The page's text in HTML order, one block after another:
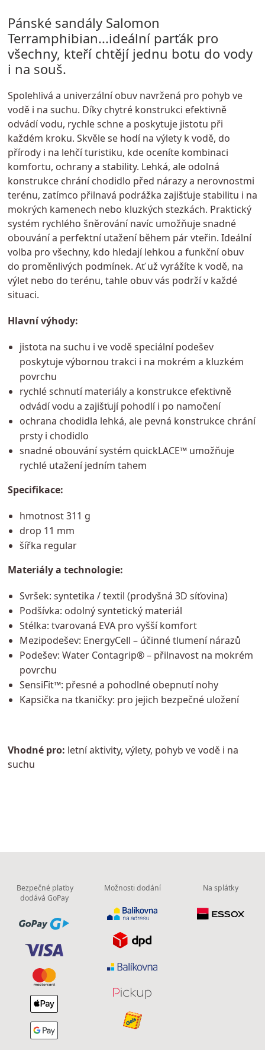
Pánské sandály Salomon
Terramphibian...ideální parťák pro
všechny, kteří chtějí jednu botu do vody
i na souš.
Spolehlivá a univerzální obuv navržená pro pohyb ve
vodě i na suchu. Díky chytré konstrukci efektivně
odvádí vodu, rychle schne a poskytuje jistotu při
každém kroku. Skvěle se hodí na výlety k vodě, do
přírody i na lehčí turistiku, kde oceníte kombinaci
komfortu, ochrany a stability. Lehká, ale odolná
konstrukce chrání chodidlo před nárazy a nerovnostmi
terénu, zatímco přilnavá podrážka zajišťuje stabilitu i na
mokrých kamenech nebo kluzkých stezkách. Praktický
systém rychlého šněrování navíc umožňuje snadné
obouvání a perfektní utažení během pár vteřin. Ideální
volba pro všechny, kdo hledají lehkou a funkční obuv
do proměnlivých podmínek. Ať už vyrážíte k vodě, na
výlet nebo do terénu, tahle obuv vás podrží v každé
situaci.
Hlavní výhody:
jistota na suchu i ve vodě speciální podešev
poskytuje výbornou trakci i na mokrém a kluzkém
povrchu
rychlé schnutí materiály a konstrukce efektivně
odvádí vodu a zajišťují pohodlí i po namočení
ochrana chodidla lehká, ale pevná konstrukce chrání
prsty i chodidlo
snadné obouvání systém quickLACE™ umožňuje
rychlé utažení jedním tahem
Specifikace:
hmotnost 311 g
drop 11 mm
šířka regular
Materiály a technologie:
Svršek: syntetika / textil (prodyšná 3D síťovina)
Podšívka: odolný syntetický materiál
Stélka: tvarovaná EVA pro vyšší komfort
Mezipodešev: EnergyCell – účinné tlumení nárazů
Podešev: Water Contagrip® – přilnavost na mokrém
povrchu
SensiFit™: přesné a pohodlné obepnutí nohy
Kapsička na tkaničky: pro jejich bezpečné uložení
Vhodné pro: letní aktivity, výlety, pohyb ve vodě i na
suchu
Bezpečné platby
dodává GoPay
Možnosti dodání Na splátky